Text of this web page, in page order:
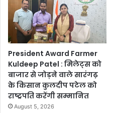
President Award Farmer
Kuldeep Patel : मिलेट्स को
बाजार से जोड़ने वाले सारंगढ़
के किसान कुलदीप पटेल को
राष्ट्रपति करेंगी सम्मानित
August 5, 2026